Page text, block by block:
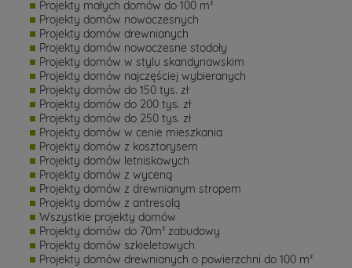
Projekty małych domów do 100 m²
Projekty domów nowoczesnych
Projekty domów drewnianych
Projekty domów nowoczesne stodoły
Projekty domów w stylu skandynawskim
Projekty domów najczęściej wybieranych
Projekty domów do 150 tys. zł
Projekty domów do 200 tys. zł
Projekty domów do 250 tys. zł
Projekty domów w cenie mieszkania
Projekty domów z kosztorysem
Projekty domów letniskowych
Projekty domów z wyceną
Projekty domów z drewnianym stropem
Projekty domów z antresolą
Wszystkie projekty domów
Projekty domów do 70m² zabudowy
Projekty domów szkieletowych
Projekty domów drewnianych o powierzchni do 100 m²